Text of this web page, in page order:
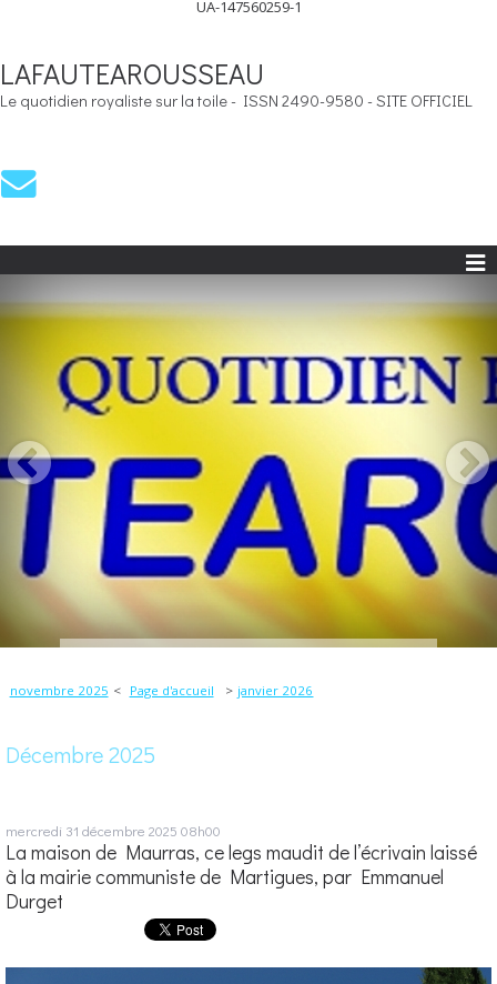
UA-147560259-1
LAFAUTEAROUSSEAU
Le quotidien royaliste sur la toile - ISSN 2490-9580 - SITE OFFICIEL
novembre 2025 Page d'accueil janvier 2026
Décembre 2025
mercredi 31 décembre 2025 08h00
La maison de Maurras, ce legs maudit de l’écrivain laissé
à la mairie communiste de Martigues, par Emmanuel
Durget